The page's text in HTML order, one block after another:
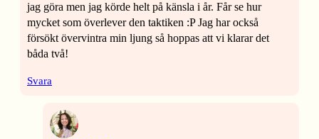
jag göra men jag körde helt på känsla i år. Får se hur
mycket som överlever den taktiken :P Jag har också
försökt övervintra min ljung så hoppas att vi klarar det
båda två!
Svara